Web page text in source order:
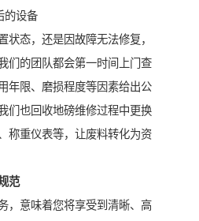
的设备
状态，还是因故障无法修复，
们的团队都会第一时间上门查
年限、磨损程度等因素给出公
们也回收地磅维修过程中更换
称重仪表等，让废料转化为资
范
，意味着您将享受到清晰、高